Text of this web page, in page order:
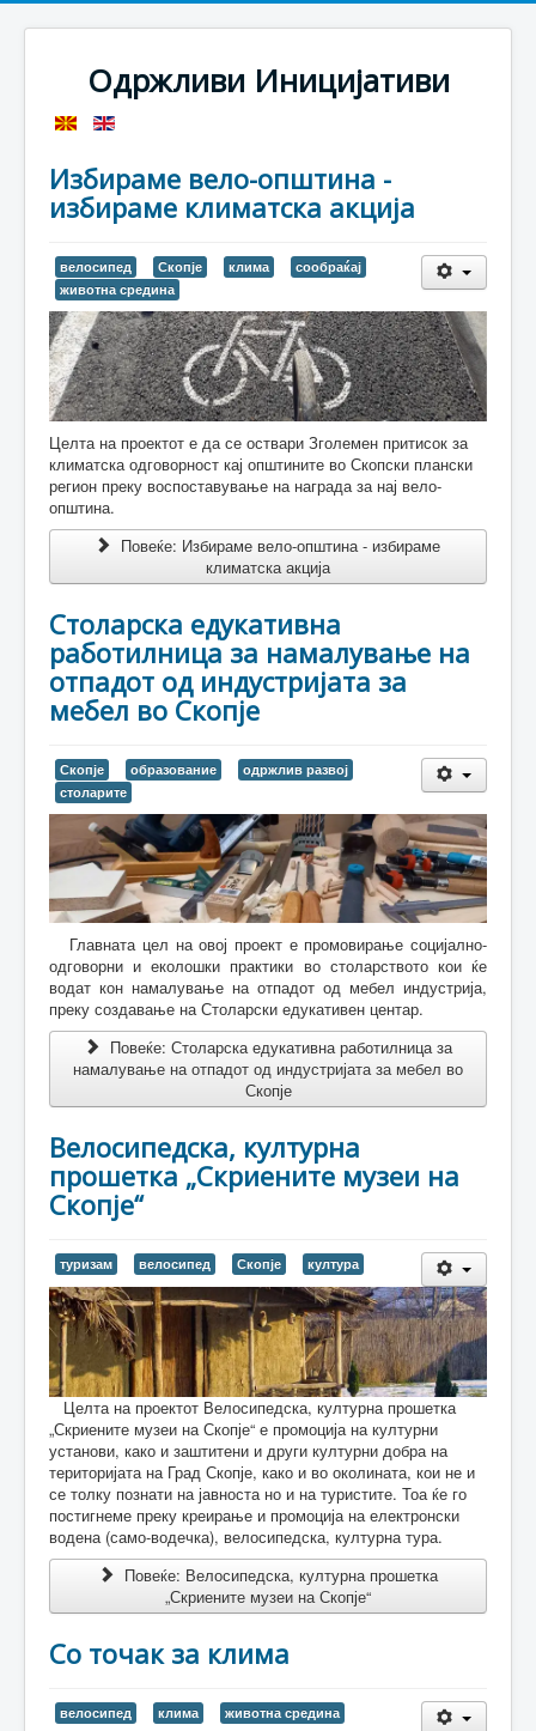
Одржливи Иницијативи
Избираме вело-општина -
избираме климатска акција
велосипед Скопје клима
сообраќај
животна средина
Целта на проектот е да се оствари Зголемен притисок за
климатска одговорност кај општините во Скопски плански
регион преку воспоставување на награда за нај вело-
општина.
Повеќе: Избираме вело-општина - избираме
климатска акција
Столарска едукативна
работилница за намалување на
отпадот од индустријата за
мебел во Скопје
Скопје образование
одржлив развој
столарите
Главната цел на овој проект е промовирање социјално-
одговорни и еколошки практики во столарството кои ќе
водат кон намалување на отпадот од мебел индустрија,
преку создавање на Столарски едукативен центар.
Повеќе: Столарска едукативна работилница за
намалување на отпадот од индустријата за мебел во
Скопје
Велосипедска, културна
прошетка „Скриените музеи на
Скопје“
туризам велосипед Скопје култура
Целта на проектот Велосипедска, културна прошетка
„Скриените музеи на Скопје“ е промоција на културни
установи, како и заштитени и други културни добра на
територијата на Град Скопје, како и во околината, кои не и
се толку познати на јавноста но и на туристите. Тоа ќе го
постигнеме преку креирање и промоција на електронски
водена (само-водечка), велосипедска, културна тура.
Повеќе: Велосипедска, културна прошетка
„Скриените музеи на Скопје“
Со точак за клима
велосипед клима животна средина